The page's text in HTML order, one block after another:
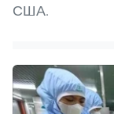
США.